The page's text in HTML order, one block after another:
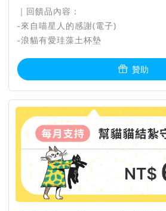
｜回饋品內容：
-來自喵星人的感謝(電子)
-浪貓有愛珪藻土杯墊
贊助